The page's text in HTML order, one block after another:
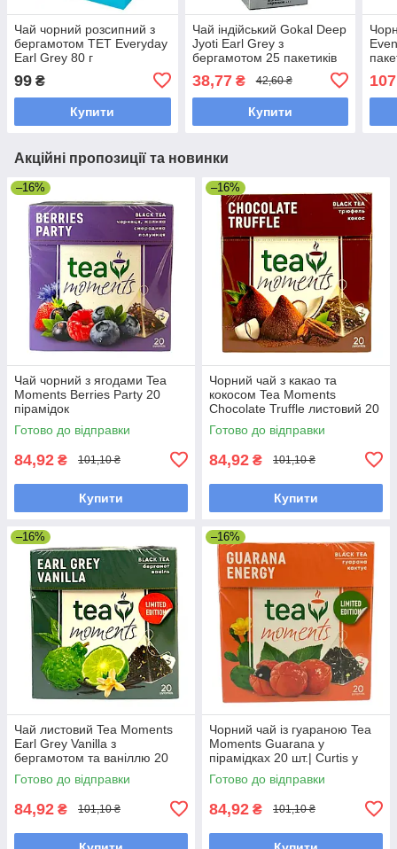
Чай чорний розсипний з
бергамотом TET Everyday
Earl Grey 80 г
99 ₴
Купити
Чай індійський Gokal Deep
Jyoti Earl Grey з
бергамотом 25 пакетиків
38,77₴ 42,60 ₴
Купити
Акційні пропозиції та новинки
–16%
Чай чорний з ягодами Tea
Moments Berries Party 20
пірамідок
Готово до відправки
84,92 ₴ 101,10 ₴
Купити
–16%
Чорний чай з какао та
кокосом Tea Moments
Chocolate Truffle листовий 20
пірамідок
Готово до відправки
84,92 ₴ 101,10 ₴
Купити
–16%
Чай листовий Tea Moments
Earl Grey Vanilla з
бергамотом та ваніллю 20
пірамідок
Готово до відправки
84,92 ₴ 101,10 ₴
–16%
Чорний чай із гуараною Tea
Moments Guarana у
пірамідках 20 шт.| Curtis у
новому дизайні
Готово до відправки
84,92 ₴ 101,10 ₴